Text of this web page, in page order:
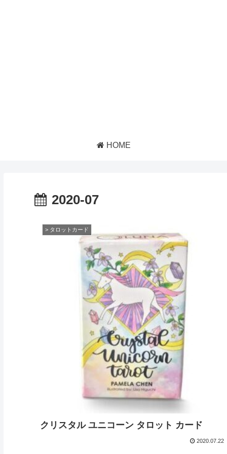
HOME
2020-07
> タロットカード
クリスタル ユニコーン タロット カード
2020.07.22